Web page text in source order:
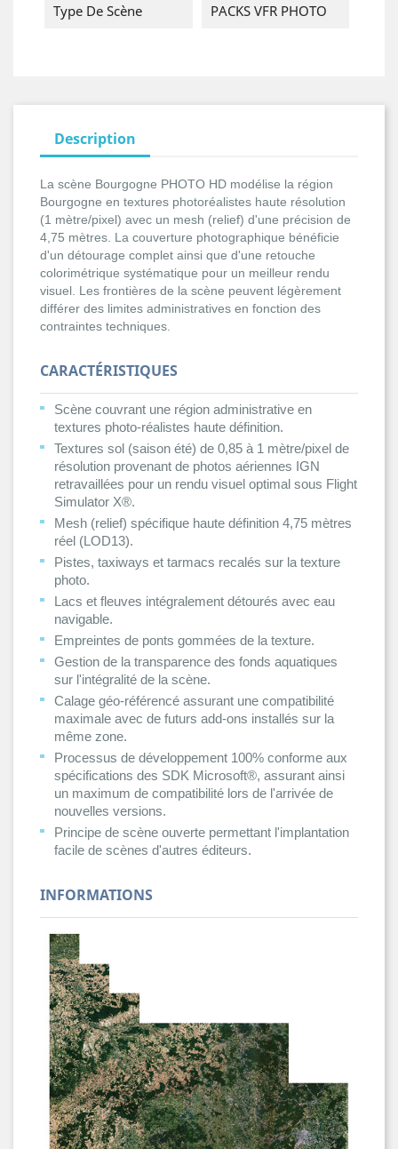
Type De Scène PACKS VFR PHOTO
Description
La scène Bourgogne PHOTO HD modélise la région
Bourgogne en textures photoréalistes haute résolution
(1 mètre/pixel) avec un mesh (relief) d'une précision de
4,75 mètres. La couverture photographique bénéficie
d'un détourage complet ainsi que d'une retouche
colorimétrique systématique pour un meilleur rendu
visuel. Les frontières de la scène peuvent légèrement
différer des limites administratives en fonction des
contraintes techniques.
CARACTÉRISTIQUES
Scène couvrant une région administrative en
textures photo-réalistes haute définition.
Textures sol (saison été) de 0,85 à 1 mètre/pixel de
résolution provenant de photos aériennes IGN
retravaillées pour un rendu visuel optimal sous Flight
Simulator X®.
Mesh (relief) spécifique haute définition 4,75 mètres
réel (LOD13).
Pistes, taxiways et tarmacs recalés sur la texture
photo.
Lacs et fleuves intégralement détourés avec eau
navigable.
Empreintes de ponts gommées de la texture.
Gestion de la transparence des fonds aquatiques
sur l'intégralité de la scène.
Calage géo-référencé assurant une compatibilité
maximale avec de futurs add-ons installés sur la
même zone.
Processus de développement 100% conforme aux
spécifications des SDK Microsoft®, assurant ainsi
un maximum de compatibilité lors de l'arrivée de
nouvelles versions.
Principe de scène ouverte permettant l'implantation
facile de scènes d'autres éditeurs.
INFORMATIONS